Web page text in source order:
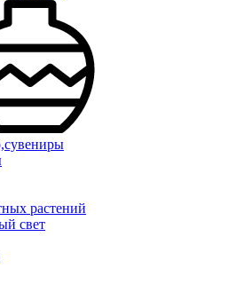
растений
свет